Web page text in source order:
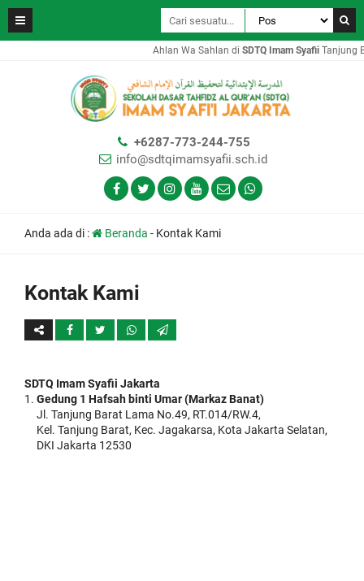
Ahlan Wa Sahlan diSDTQ Imam SyafiiTanjung
+6287-773-244-755
info@sdtqimamsyafii.sch.id
Anda ada di : Beranda - Kontak Kami
Kontak Kami
SDTQ Imam Syafii Jakarta
Gedung 1 Hafsah binti Umar (Markaz Banat)
Jl. Tanjung Barat Lama No.49, RT.014/RW.4,
Kel. Tanjung Barat, Kec. Jagakarsa, Kota Jakarta Selatan,
DKI Jakarta 12530